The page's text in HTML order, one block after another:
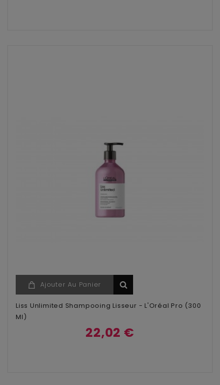
Ajouter Au Panier
Liss Unlimited Shampooing Lisseur - L'Oréal Pro (300
Ml)
22,02 €